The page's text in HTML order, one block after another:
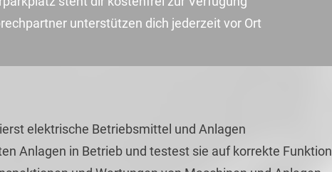
unterstützen dich jederzeit vor Ort
elektrische Betriebsmittel und Anlagen
Anlagen in Betrieb und testest sie auf korrekte Funktion